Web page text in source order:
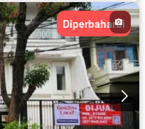
Diperbaharui